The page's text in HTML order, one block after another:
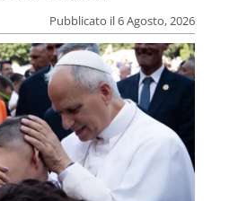
Pubblicato il 6 Agosto, 2026